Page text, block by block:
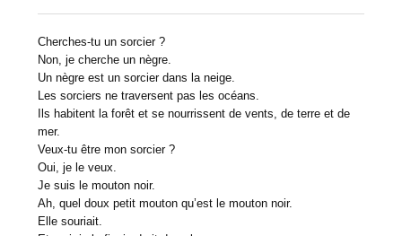
Cherches-tu un sorcier ?
Non, je cherche un nègre.
Un nègre est un sorcier dans la neige.
Les sorciers ne traversent pas les océans.
Ils habitent la forêt et se nourrissent de vents, de terre et de
mer.
Veux-tu être mon sorcier ?
Oui, je le veux.
Je suis le mouton noir.
Ah, quel doux petit mouton qu’est le mouton noir.
Elle souriait.